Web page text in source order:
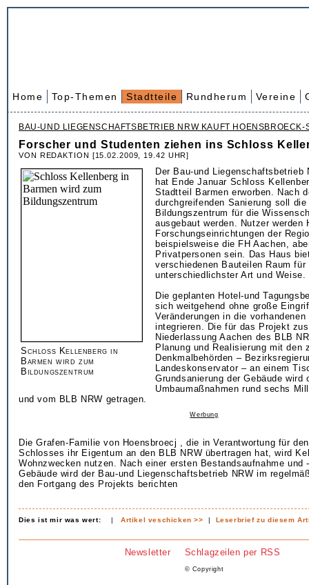
Home Top-Themen Stadtteile Rundherum Vereine
BAU-UND LIEGENSCHAFTSBETRIEB NRW KAUFT HOENSBROECK-
Forscher und Studenten ziehen ins Schloss
VON REDAKTION [15.02.2009, 19.42 UHR]
Schloss Kellenberg in
Barmen wird zum
Bildungszentrum
Der Bau-und Liegenschaftsbetrieb
hat Ende Januar Schloss
Stadtteil Barmen erworben. Nach
durchgreifenden Sanierung soll
Bildungszentrum für die
ausgebaut werden. Nutzer werden
Forschungseinrichtungen der
beispielsweise die FH Aachen,
Privatpersonen sein. Das Haus
verschiedenen Bauteilen Raum für
unterschiedlichster Art und Weise.
Die geplanten Hotel-und
sich weitgehend ohne große
Veränderungen in die
integrieren. Die für das Projekt
Niederlassung Aachen des BLB
Planung und Realisierung mit den
Denkmalbehörden –
Landeskonservator – an einem
Grundsanierung der Gebäude wird
Umbaumaßnahmen rund sechs
und vom BLB NRW getragen.
Werbung
Die Grafen-Familie von Hoensbroecj , die in Verantwortung für
Schlosses ihr Eigentum an den BLB NRW übertragen hat, wird
Wohnzwecken nutzen. Nach einer ersten Bestandsaufnahme und
Gebäude wird der Bau-und Liegenschaftsbetrieb NRW im
den Fortgang des Projekts berichten
Dies ist mir was wert: |Artikel veschicken >> | Leserbrief zu diesem
Newsletter Schlagzeilen per RSS
© Copyright